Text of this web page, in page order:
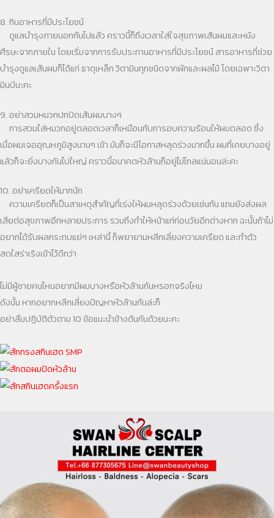
8. กินอาหารที่มีประโยชน์
ดูแลบำรุงภายนอกกันไปแล้ว คราวนี้ก็ถึงเวลาใส่ใจสุขภาพเส้นผมและหนัง
ศีรษะจากภายใน โดยเริ่มจากการรับประทานอาหารที่มีประโยชน์ สารอาหารที่ช่วย
บำรุงดูแลเส้นผมก็ได้แก่ ธาตุเหล็ก วิตามินทุกชนิดจากผักและผลไม้ โดยเฉพาะวิตา
มินบีนะคะ
9. อย่าสวมหมวกปกปิดเส้นผมบางๆ
การสวมใส่หมวกอยู่ตลอดเวลาก็เหมือนกับการอบความร้อนให้ผมตลอด ซึ่ง
เมื่อผมเจออุณหภูมิสูงนานๆ เข้า มันก็จะมีโอกาสหลุดร่วงมากขึ้น ผมที่เคยบางอยู่
แล้วก็จะยิ่งบางกันไปใหญ่ คราวนี้อนาคตหัวล้านก็อยู่ไม่ไกลแน่นอนล่ะคะ
10. อย่าเครียดให้มากนัก
ความเครียดก็เป็นสาเหตุสำคัญที่เร่งให้ผมหลุดร่วงด้วยเช่นกัน แถมยังส่งผล
เสียต่อสุขภาพอีกหลายประการ รวมถึงทำให้หน้าแก่ก่อนวัยอีกต่างหาก ฉะนั้นถ้าไม่
อยากได้รับผลกระทบแย่ๆ เหล่านี้ ก็พยายามหลีกเลี่ยงความเครียด และทำตัว
สดใสร่าเริงเข้าไว้ดีกว่า
ไม่มีผู้ชายคนไหนอยากมีผมบางหรือหัวล้านกันหรอกจริงไหม
ดังนั้น หากอยากหลีกเลี่ยงปัญหาหัวล้านกันล่ะก็
อย่าลืมปฏิบัติตัวตาม 10 ข้อแนะนำข้างต้นกันด้วยนะคะ